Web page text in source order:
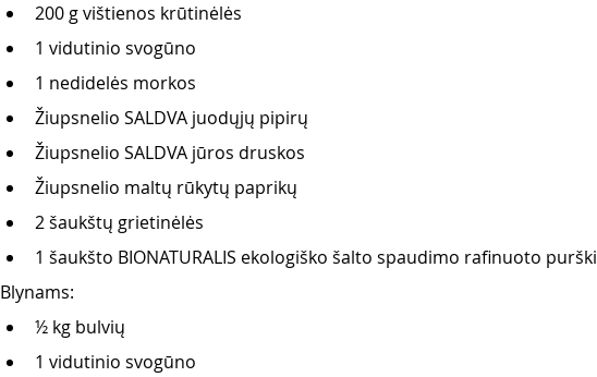
200 g vištienos krūtinėlės
1 vidutinio svogūno
1 nedidelės morkos
Žiupsnelio SALDVA juodųjų pipirų
Žiupsnelio SALDVA jūros druskos
Žiupsnelio maltų rūkytų paprikų
2 šaukštų grietinėlės
1 šaukšto BIONATURALIS ekologiško šalto spaudimo rafinuoto
Blynams:
½ kg bulvių
1 vidutinio svogūno